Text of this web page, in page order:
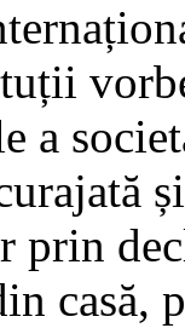
a
prin